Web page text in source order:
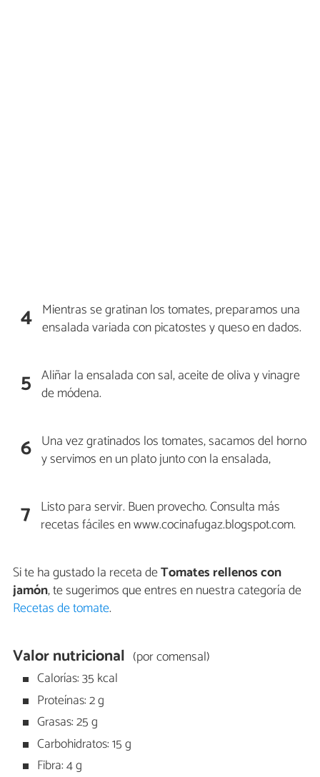
4 Mientras se gratinan los tomates, preparamos una
ensalada variada con picatostes y queso en dados.
5 Aliñar la ensalada con sal, aceite de oliva y vinagre
de módena.
6 Una vez gratinados los tomates, sacamos del horno
y servimos en un plato junto con la ensalada,
7 Listo para servir. Buen provecho. Consulta más
recetas fáciles en www.cocinafugaz.blogspot.com.
Si te ha gustado la receta deTomates rellenos con
jamón, te sugerimos que entres en nuestra categoría de
Recetas de tomate.
Valor nutricional (por comensal)
Calorías: 35 kcal
Proteínas: 2 g
Grasas: 25 g
Carbohidratos: 15 g
Fibra: 4 g